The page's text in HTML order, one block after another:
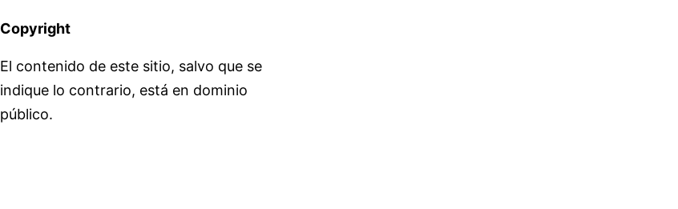
Copyright
El contenido de este sitio, salvo que se
indique lo contrario, está en dominio
público.